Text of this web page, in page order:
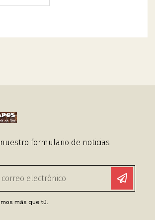
formulario de noticias
más que tú.